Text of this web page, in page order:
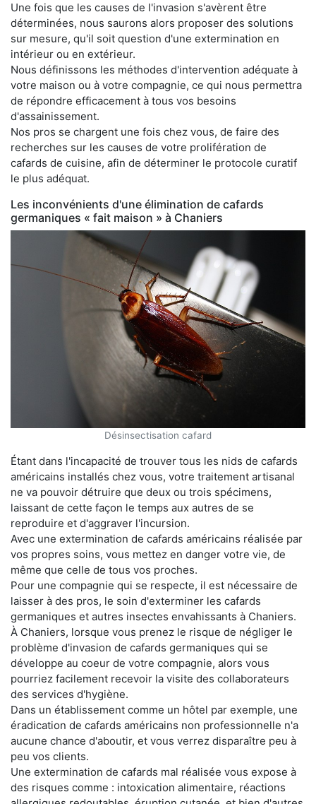
Une fois que les causes de l'invasion s'avèrent être
déterminées, nous saurons alors proposer des solutions
sur mesure, qu'il soit question d'une extermination en
intérieur ou en extérieur.
Nous définissons les méthodes d'intervention adéquate à
votre maison ou à votre compagnie, ce qui nous permettra
de répondre efficacement à tous vos besoins
d'assainissement.
Nos pros se chargent une fois chez vous, de faire des
recherches sur les causes de votre prolifération de
cafards de cuisine, afin de déterminer le protocole curatif
le plus adéquat.
Les inconvénients d'une élimination de cafards
germaniques « fait maison » à Chaniers
Désinsectisation cafard
Étant dans l'incapacité de trouver tous les nids de cafards
américains installés chez vous, votre traitement artisanal
ne va pouvoir détruire que deux ou trois spécimens,
laissant de cette façon le temps aux autres de se
reproduire et d'aggraver l'incursion.
Avec une extermination de cafards américains réalisée par
vos propres soins, vous mettez en danger votre vie, de
même que celle de tous vos proches.
Pour une compagnie qui se respecte, il est nécessaire de
laisser à des pros, le soin d'exterminer les cafards
germaniques et autres insectes envahissants à Chaniers.
À Chaniers, lorsque vous prenez le risque de négliger le
problème d'invasion de cafards germaniques qui se
développe au coeur de votre compagnie, alors vous
pourriez facilement recevoir la visite des collaborateurs
des services d'hygiène.
Dans un établissement comme un hôtel par exemple, une
éradication de cafards américains non professionnelle n'a
aucune chance d'aboutir, et vous verrez disparaître peu à
peu vos clients.
Une extermination de cafards mal réalisée vous expose à
des risques comme : intoxication alimentaire, réactions